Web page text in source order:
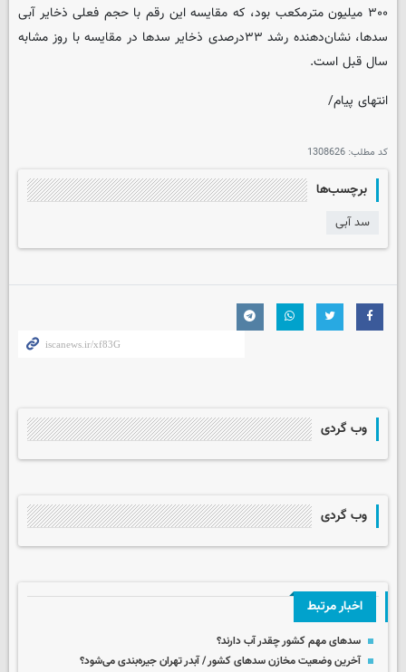
۳۰۰ میلیون مترمکعب بود، که مقایسه این رقم با حجم فعلی ذخایر آبی
سدها، نشان‌دهنده رشد ۳۳درصدی ذخایر سدها در مقایسه با روز مشابه
سال قبل است.
انتهای پیام/
کد مطلب: 1308626
برچسب‌ها
سد آبی
وب گردی
وب گردی
اخبار مرتبط
سدهای مهم کشور چقدر آب دارند؟
آخرین وضعیت مخازن سدهای کشور / آبدر تهران جیره‌بندی می‌شود؟